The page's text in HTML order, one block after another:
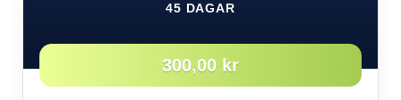
45 DAGAR
300,00 kr